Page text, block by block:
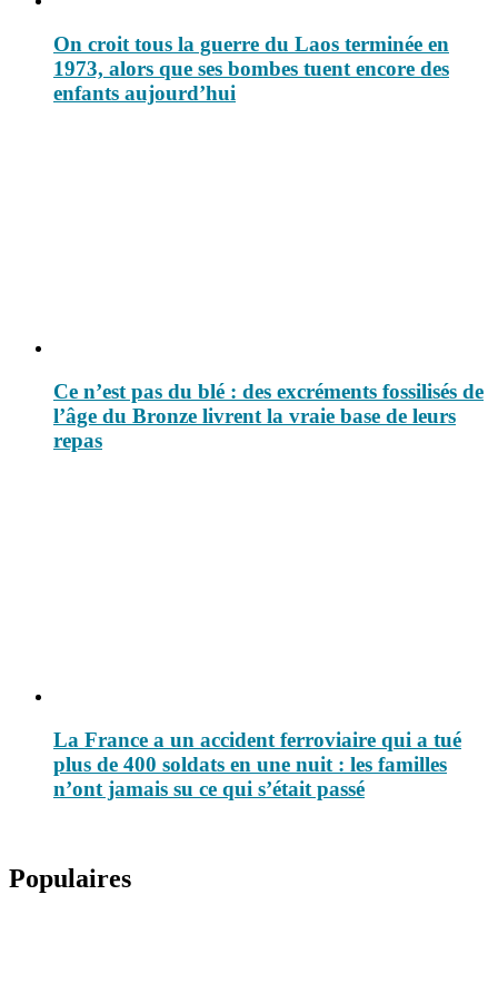
On croit tous la guerre du Laos terminée en
1973, alors que ses bombes tuent encore des
enfants aujourd’hui
Ce n’est pas du blé : des excréments fossilisés de
l’âge du Bronze livrent la vraie base de leurs
repas
La France a un accident ferroviaire qui a tué
plus de 400 soldats en une nuit : les familles
n’ont jamais su ce qui s’était passé
Populaires